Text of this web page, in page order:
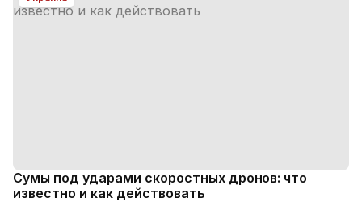
Сумы под ударами скоростных дронов: что
известно и как действовать